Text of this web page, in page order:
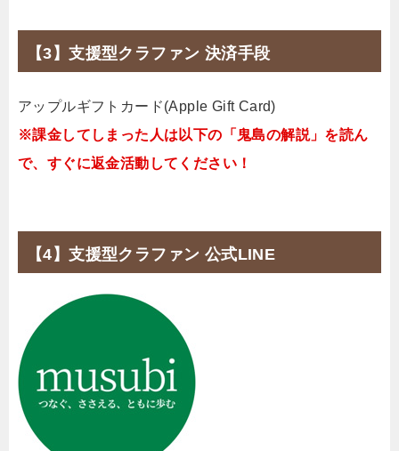
【3】支援型クラファン 決済手段
アップルギフトカード(Apple Gift Card)
※課金してしまった人は以下の「鬼島の解説」を読ん
で、すぐに返金活動してください！
【4】支援型クラファン 公式LINE